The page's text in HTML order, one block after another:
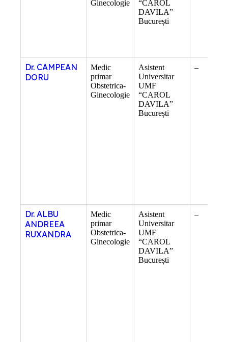
Ginecologie
“CAROL
DAVILA”
București
Dr. CAMPEAN
DORU
Medic
primar
Obstetrica-
Ginecologie
Asistent
Universitar
UMF
“CAROL
DAVILA”
București
–
Dr. ALBU
ANDREEA
RUXANDRA
Medic
primar
Obstetrica-
Ginecologie
Asistent
Universitar
UMF
“CAROL
DAVILA”
București
–